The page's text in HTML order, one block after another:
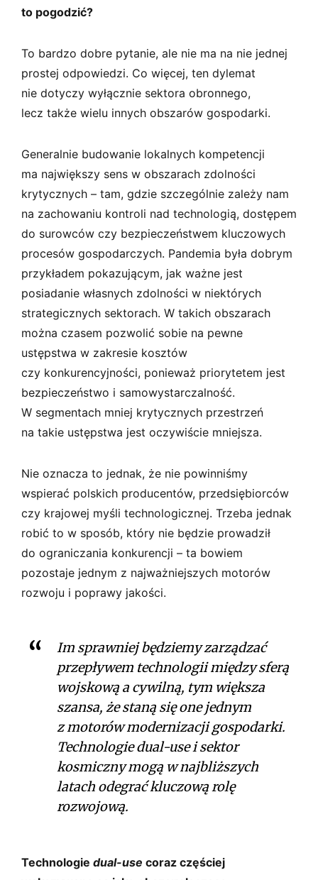
to pogodzić?
To bardzo dobre pytanie, ale nie ma na nie jednej
prostej odpowiedzi. Co więcej, ten dylemat
nie dotyczy wyłącznie sektora obronnego,
lecz także wielu innych obszarów gospodarki.
Generalnie budowanie lokalnych kompetencji
ma największy sens w obszarach zdolności
krytycznych – tam, gdzie szczególnie zależy nam
na zachowaniu kontroli nad technologią, dostępem
do surowców czy bezpieczeństwem kluczowych
procesów gospodarczych. Pandemia była dobrym
przykładem pokazującym, jak ważne jest
posiadanie własnych zdolności w niektórych
strategicznych sektorach. W takich obszarach
można czasem pozwolić sobie na pewne
ustępstwa w zakresie kosztów
czy konkurencyjności, ponieważ priorytetem jest
bezpieczeństwo i samowystarczalność.
W segmentach mniej krytycznych przestrzeń
na takie ustępstwa jest oczywiście mniejsza.
Nie oznacza to jednak, że nie powinniśmy
wspierać polskich producentów, przedsiębiorców
czy krajowej myśli technologicznej. Trzeba jednak
robić to w sposób, który nie będzie prowadził
do ograniczania konkurencji – ta bowiem
pozostaje jednym z najważniejszych motorów
rozwoju i poprawy jakości.
Im sprawniej będziemy zarządzać
przepływem technologii między sferą
wojskową a cywilną, tym większa
szansa, że staną się one jednym
z motorów modernizacji gospodarki.
Technologie dual-use i sektor
kosmiczny mogą w najbliższych
latach odegrać kluczową rolę
rozwojową.
Technologie dual-use coraz częściej